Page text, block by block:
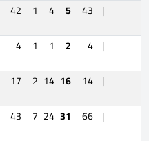
42 1 4 5 43 |
4 1 1 2 4 |
17 2 14 16 14 |
43 7 24 31 66 |